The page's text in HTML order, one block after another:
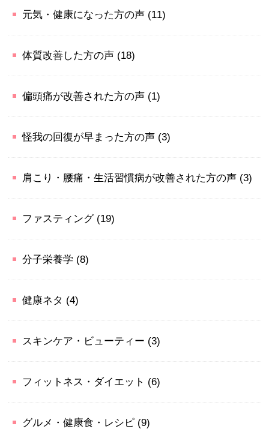
元気・健康になった方の声 (11)
体質改善した方の声 (18)
偏頭痛が改善された方の声 (1)
怪我の回復が早まった方の声 (3)
肩こり・腰痛・生活習慣病が改善された方の声 (3)
ファスティング(19)
分子栄養学 (8)
健康ネタ (4)
スキンケア・ビューティー (3)
フィットネス・ダイエット (6)
グルメ・健康食・レシピ (9)